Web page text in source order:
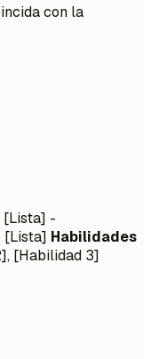
con la
[Lista] -
[Lista] Habilidades
[Habilidad 3]